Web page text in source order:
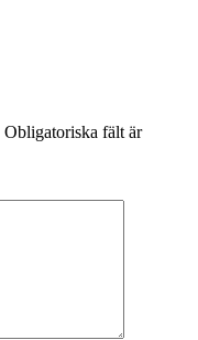
Obligatoriska fält är